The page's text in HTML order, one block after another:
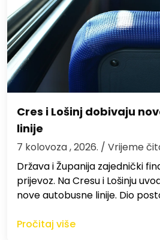
Cres i Lošinj dobivaju
linije
7 kolovoza , 2026. / Vrijeme
Država i Županija zajednički
prijevoz. Na Cresu i Lošinju
nove autobusne linije. Dio
Pročitaj više